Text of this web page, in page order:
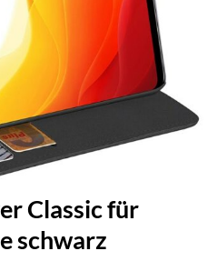
Classic für
schwarz